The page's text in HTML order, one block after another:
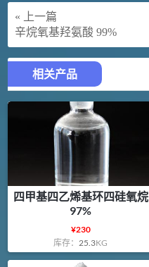
« 上一篇
辛烷氧基羟氨酸 99%
相关产品
四甲基四乙烯基环四硅氧烷
97%
¥230
库存：25.3KG